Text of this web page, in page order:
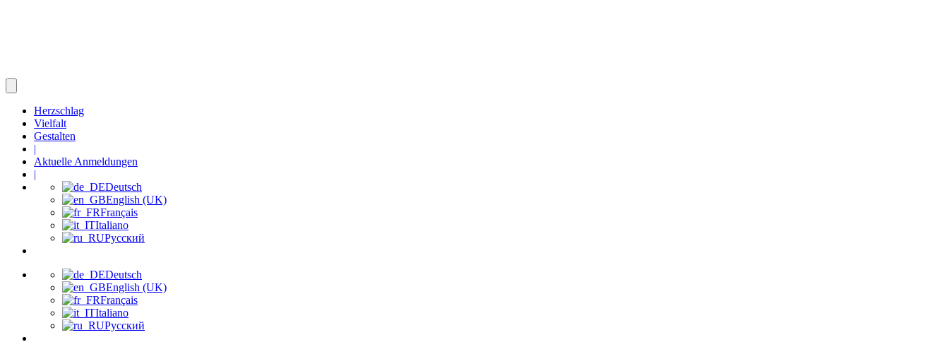
Herzschlag
Vielfalt
Gestalten
|
Aktuelle Anmeldungen
|
Deutsch
English (UK)
Français
Italiano
Русский
Deutsch
English (UK)
Français
Italiano
Русский